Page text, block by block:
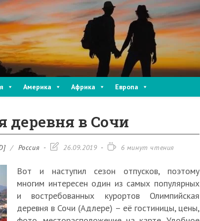
Америка Африка Европа
деревня в Сочи
/ Россия
Запись26.09.2019
Время6 минут чтения
Вот и наступил сезон отпусков, поэтому
многим интересен один из самых популярных
и востребованных курортов Олимпийская
деревня в Сочи (Адлере) – её гостиницы, цены,